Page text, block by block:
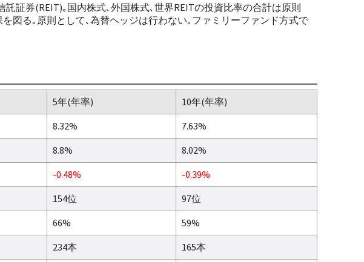
証券(REIT)｡国内株式､外国株式､世界REITの投資比率の合計は原則
図る｡原則として､為替ヘッジは行わない｡ファミリーファンド方式で
5年(年率)
10年(年率)
8.32%
7.63%
8.8%
8.02%
-0.48%
-0.39%
154位
97位
66%
59%
234本
165本